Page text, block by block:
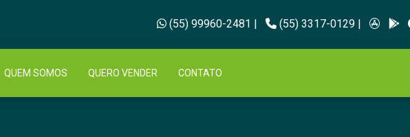
(55) 99960-2481 | (55) 3317-0129|
QUEM SOMOS QUERO VENDER CONTATO